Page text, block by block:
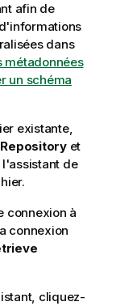
afin de
dans
métadonnées
un schéma
existante,
Repositoryet
de
connexion à
connexion
cliquez-